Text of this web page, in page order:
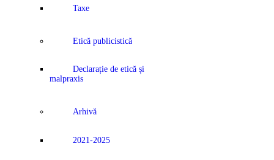
Taxe
Etică publicistică
Declarație de etică și
malpraxis
Arhivă
2021-2025